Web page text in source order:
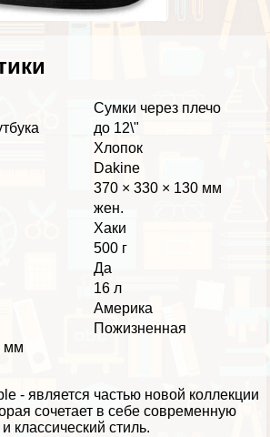
Сумки через плечо
до 12\"
Хлопок
Dakine
370 × 330 × 130 мм
жен.
Хаки
500 г
Да
16 л
Америка
Пожизненная
мм
- является частью новой коллекции
сочетает в себе современную
классический стиль.